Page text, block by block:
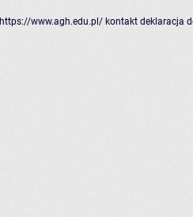
https://www.agh.edu.pl/ kontakt deklaracja